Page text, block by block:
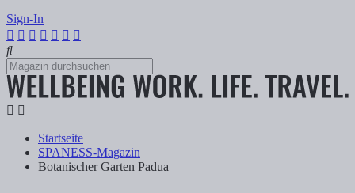
Sign-In
Startseite
SPANESS-Magazin
Botanischer Garten Padua